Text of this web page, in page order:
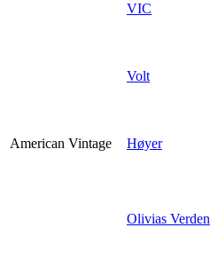
VIC
Volt
American Vintage Høyer
Olivias Verden